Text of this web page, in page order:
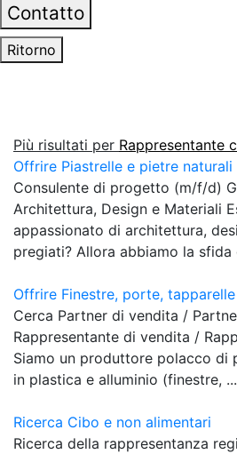
Contatto
Ritorno
Più risultati per Rappresentante
Offrire Piastrelle e pietre naturali
Consulente di progetto (m/f/d)
Architettura, Design e Materiali
appassionato di architettura,
pregiati? Allora abbiamo la sfida
Offrire Finestre, porte,
Cerca Partner di vendita /
Rappresentante di vendita /
Siamo un produttore polacco di
in plastica e alluminio (finestre, ...
Ricerca Cibo e non alimentari
Ricerca della rappresentanza